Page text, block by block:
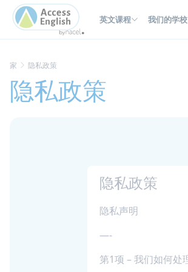
英文课程 我们的学校
家 隐私政策
隐私政策
隐私政策
隐私声明
—-
第1项 – 我们如何处
Cookie管理面板